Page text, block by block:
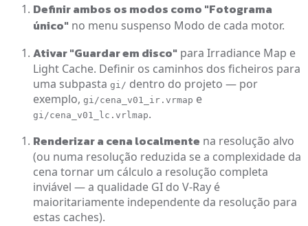
Definir ambos os modos como "Fotograma
único" no menu suspenso Modo de cada motor.
Ativar "Guardar em disco" para Irradiance Map e
Light Cache. Definir os caminhos dos ficheiros para
uma subpasta gi/ dentro do projeto — por
exemplo, gi/cena_v01_ir.vrmap e
gi/cena_v01_lc.vrlmap.
Renderizar a cena localmente na resolução alvo
(ou numa resolução reduzida se a complexidade da
cena tornar um cálculo a resolução completa
inviável — a qualidade GI do V-Ray é
maioritariamente independente da resolução para
estas caches).